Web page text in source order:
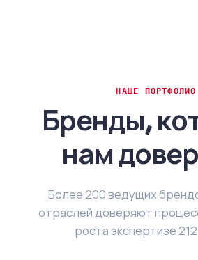
НАШЕ ПОРТФОЛИО
Бренды,
нам
Более 200 ведущих
отраслей доверяют
роста экспертизе